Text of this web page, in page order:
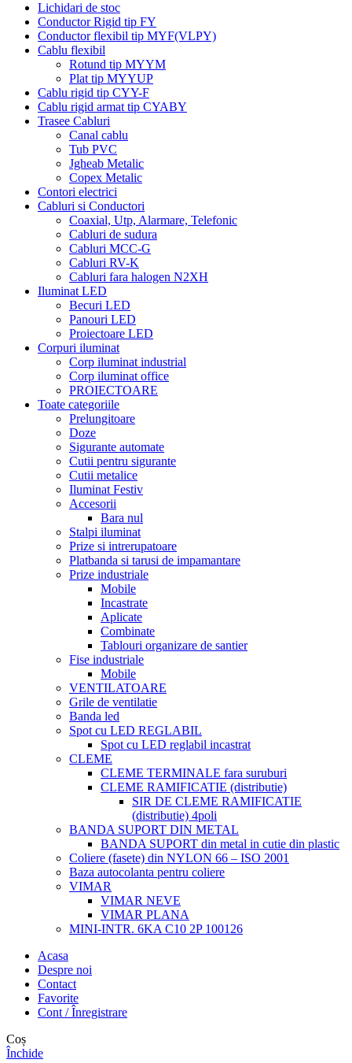
Lichidari de stoc
Conductor Rigid tip FY
Conductor flexibil tip MYF(VLPY)
Cablu flexibil
Rotund tip MYYM
Plat tip MYYUP
Cablu rigid tip CYY-F
Cablu rigid armat tip CYABY
Trasee Cabluri
Canal cablu
Tub PVC
Jgheab Metalic
Copex Metalic
Contori electrici
Cabluri si Conductori
Coaxial, Utp, Alarmare, Telefonic
Cabluri de sudura
Cabluri MCC-G
Cabluri RV-K
Cabluri fara halogen N2XH
Iluminat LED
Becuri LED
Panouri LED
Proiectoare LED
Corpuri iluminat
Corp iluminat industrial
Corp iluminat office
PROIECTOARE
Toate categoriile
Prelungitoare
Doze
Sigurante automate
Cutii pentru sigurante
Cutii metalice
Iluminat Festiv
Accesorii
Bara nul
Stalpi iluminat
Prize si intrerupatoare
Platbanda si tarusi de impamantare
Prize industriale
Mobile
Incastrate
Aplicate
Combinate
Tablouri organizare de santier
Fise industriale
Mobile
VENTILATOARE
Grile de ventilatie
Banda led
Spot cu LED REGLABIL
Spot cu LED reglabil incastrat
CLEME
CLEME TERMINALE fara suruburi
CLEME RAMIFICATIE (distributie)
SIR DE CLEME RAMIFICATIE
(distributie) 4poli
BANDA SUPORT DIN METAL
BANDA SUPORT din metal in cutie din plastic
Coliere (fasete) din NYLON 66 – ISO 2001
Baza autocolanta pentru coliere
VIMAR
VIMAR NEVE
VIMAR PLANA
MINI-INTR. 6KA C10 2P 100126
Acasa
Despre noi
Contact
Favorite
Cont / Înregistrare
Coș
Închide